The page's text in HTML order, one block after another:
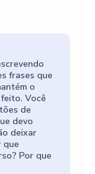
frases que
o
Você
de
devo
deixar
que
Por que